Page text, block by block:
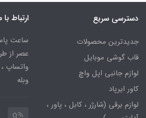
دسترسی سریع
جدیدترین محصولات
قاب گوشی موبایل
لوازم جانبی اپل واچ
کاور ایرپاد
لوازم برقی (شارژر ، کابل ، پاور ،
ارتباط با
عصر از
واتساپ ،
وبله